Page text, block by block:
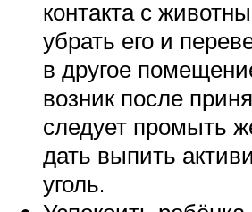
контакта с
убрать его и
в другое
возник после
следует промыть
дать выпить
уголь.